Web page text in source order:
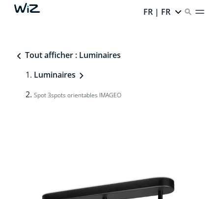
FR | FR
Tout afficher : Luminaires
Luminaires
Spot 3spots orientables IMAGEO